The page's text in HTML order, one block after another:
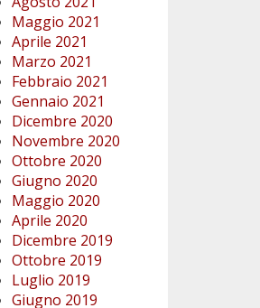
Maggio 2021
Aprile 2021
Marzo 2021
Febbraio 2021
Gennaio 2021
Dicembre 2020
Novembre 2020
Ottobre 2020
Giugno 2020
Maggio 2020
Aprile 2020
Dicembre 2019
Ottobre 2019
Luglio 2019
Giugno 2019